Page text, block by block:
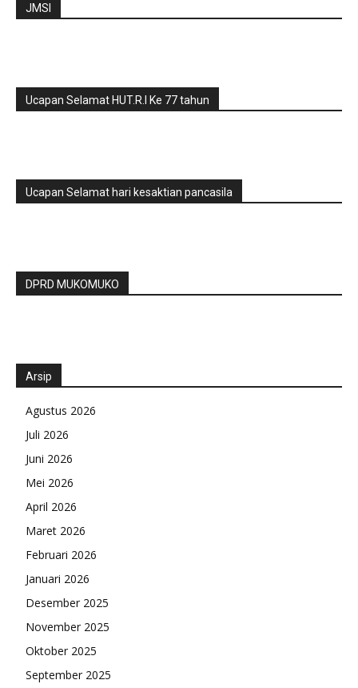
JMSI
Ucapan Selamat HUT.R.I Ke 77 tahun
Ucapan Selamat hari kesaktian pancasila
DPRD MUKOMUKO
Arsip
Agustus 2026
Juli 2026
Juni 2026
Mei 2026
April 2026
Maret 2026
Februari 2026
Januari 2026
Desember 2025
November 2025
Oktober 2025
September 2025